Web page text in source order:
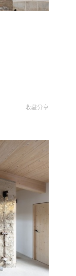
收藏分享